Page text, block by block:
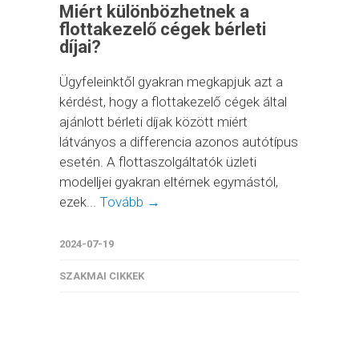
Miért különbözhetnek a
flottakezelő cégek bérleti
díjai?
Ügyfeleinktől gyakran megkapjuk azt a
kérdést, hogy a flottakezelő cégek által
ajánlott bérleti díjak között miért
látványos a differencia azonos autótípus
esetén. A flottaszolgáltatók üzleti
modelljei gyakran eltérnek egymástól,
ezek... Tovább →
2024-07-19
SZAKMAI CIKKEK